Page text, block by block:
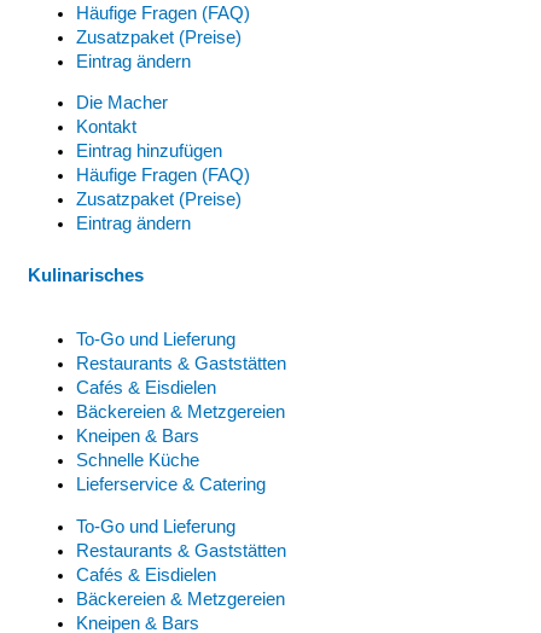
Häufige Fragen (FAQ)
Zusatzpaket (Preise)
Eintrag ändern
Die Macher
Kontakt
Eintrag hinzufügen
Häufige Fragen (FAQ)
Zusatzpaket (Preise)
Eintrag ändern
Kulinarisches
To-Go und Lieferung
Restaurants & Gaststätten
Cafés & Eisdielen
Bäckereien & Metzgereien
Kneipen & Bars
Schnelle Küche
Lieferservice & Catering
To-Go und Lieferung
Restaurants & Gaststätten
Cafés & Eisdielen
Bäckereien & Metzgereien
Kneipen & Bars